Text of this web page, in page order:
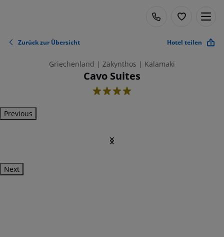
Zurück zur Übersicht Hotel teilen
Griechenland | Zakynthos | Kalamaki
Cavo Suites
4
Previous
Next